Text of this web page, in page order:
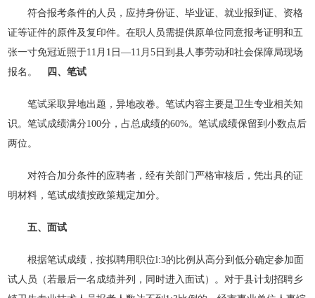
符合报考条件的人员，应持身份证、毕业证、就业报到证、资格
证等证件的原件及复印件。在职人员需提供原单位同意报考证明和五
张一寸免冠近照于11月1日—11月5日到县人事劳动和社会保障局现场
报名。
四、笔试
笔试采取异地出题，异地改卷。笔试内容主要是卫生专业相关知
识。笔试成绩满分100分，占总成绩的60%。笔试成绩保留到小数点后
两位。
对符合加分条件的应聘者，经有关部门严格审核后，凭出具的证
明材料，笔试成绩按政策规定加分。
五、面试
根据笔试成绩，按拟聘用职位l:3的比例从高分到低分确定参加面
试人员（若最后一名成绩并列，同时进入面试）。对于县计划招聘乡